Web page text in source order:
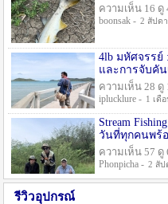
ความเห็น 16 ดู
boonsak - 2 สัปด
4lb มหัศจรร
และการจับคั
ความเห็น 28 ดู
iplucklure - 1 เดื
Stream
วันที่ทุกคนพร้
ความเห็น 57 ดู
Phonpicha - 2 สัป
รีวิวอุปกรณ์